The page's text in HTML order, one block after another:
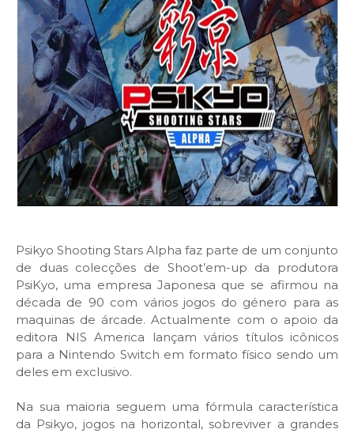
Psikyo Shooting Stars Alpha faz parte de um conjunto
de duas colecções de Shoot’em-up da produtora
PsiKyo, uma empresa Japonesa que se afirmou na
década de 90 com vários jogos do género para as
maquinas de árcade. Actualmente com o apoio da
editora NIS America lançam vários títulos icônicos
para a Nintendo Switch em formato físico sendo um
deles em exclusivo.
Na sua maioria seguem uma fórmula característica
da Psikyo, jogos na horizontal, sobreviver a grandes